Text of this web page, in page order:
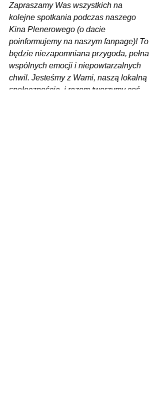
Zapraszamy Was wszystkich na
kolejne spotkania podczas naszego
Kina Plenerowego (o dacie
poinformujemy na naszym fanpage)! To
będzie niezapomniana przygoda, pełna
wspólnych emocji i niepowtarzalnych
chwil. Jesteśmy z Wami, naszą lokalną
społecznością, i razem tworzymy coś